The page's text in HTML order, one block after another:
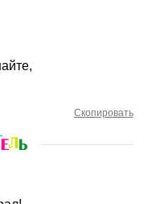
Скопировать